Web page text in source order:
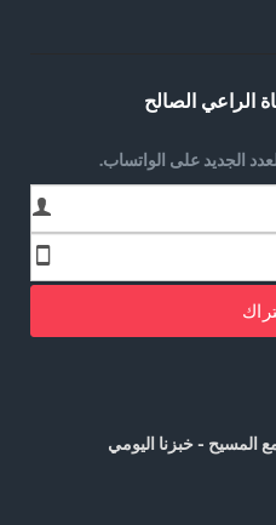
الراعي الصالح
الجديد على الواتساب.
المسيح - خبزنا اليومي